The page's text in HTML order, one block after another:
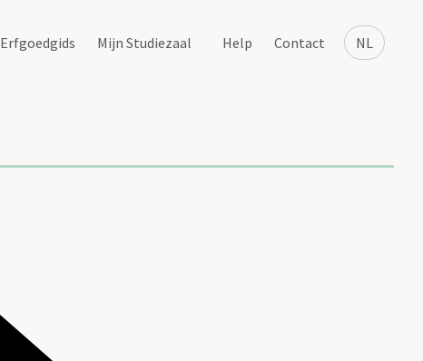
NL
Erfgoedgids Mijn Studiezaal Help Contact